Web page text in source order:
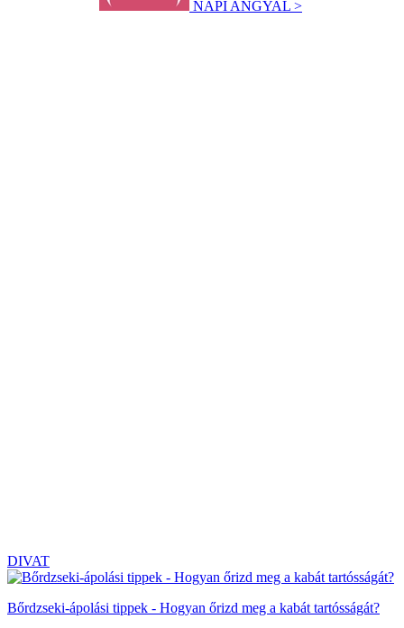
NAPI ANGYAL >
DIVAT
Bőrdzseki-ápolási tippek - Hogyan őrizd meg a kabát tartósságát?